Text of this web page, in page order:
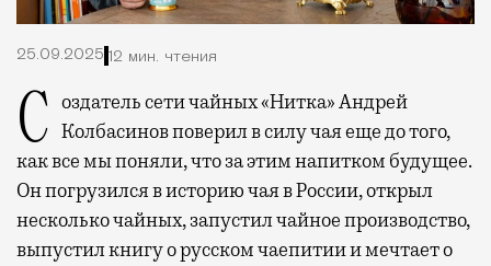
25.09.2025 12 мин. чтения
Создатель сети чайных «Нитка» Андрей Колбасинов поверил в силу чая еще до того,
как все мы поняли, что за этим напитком будущее.
Он погрузился в историю чая в России, открыл
несколько чайных, запустил чайное производство,
выпустил книгу о русском чаепитии и мечтает о